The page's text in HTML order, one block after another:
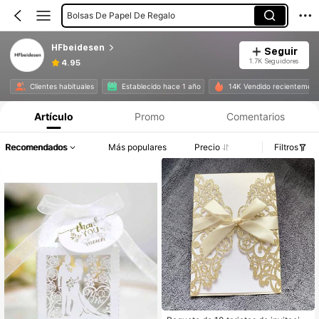
Bolsas De Papel De Regalo
HFbeidesen
4.95
Seguir
1.7K Seguidores
Clientes habituales Establecido hace 1 año 14K Vendido
Artículo Promo Comentarios
Recomendados Más populares Precio Filtros